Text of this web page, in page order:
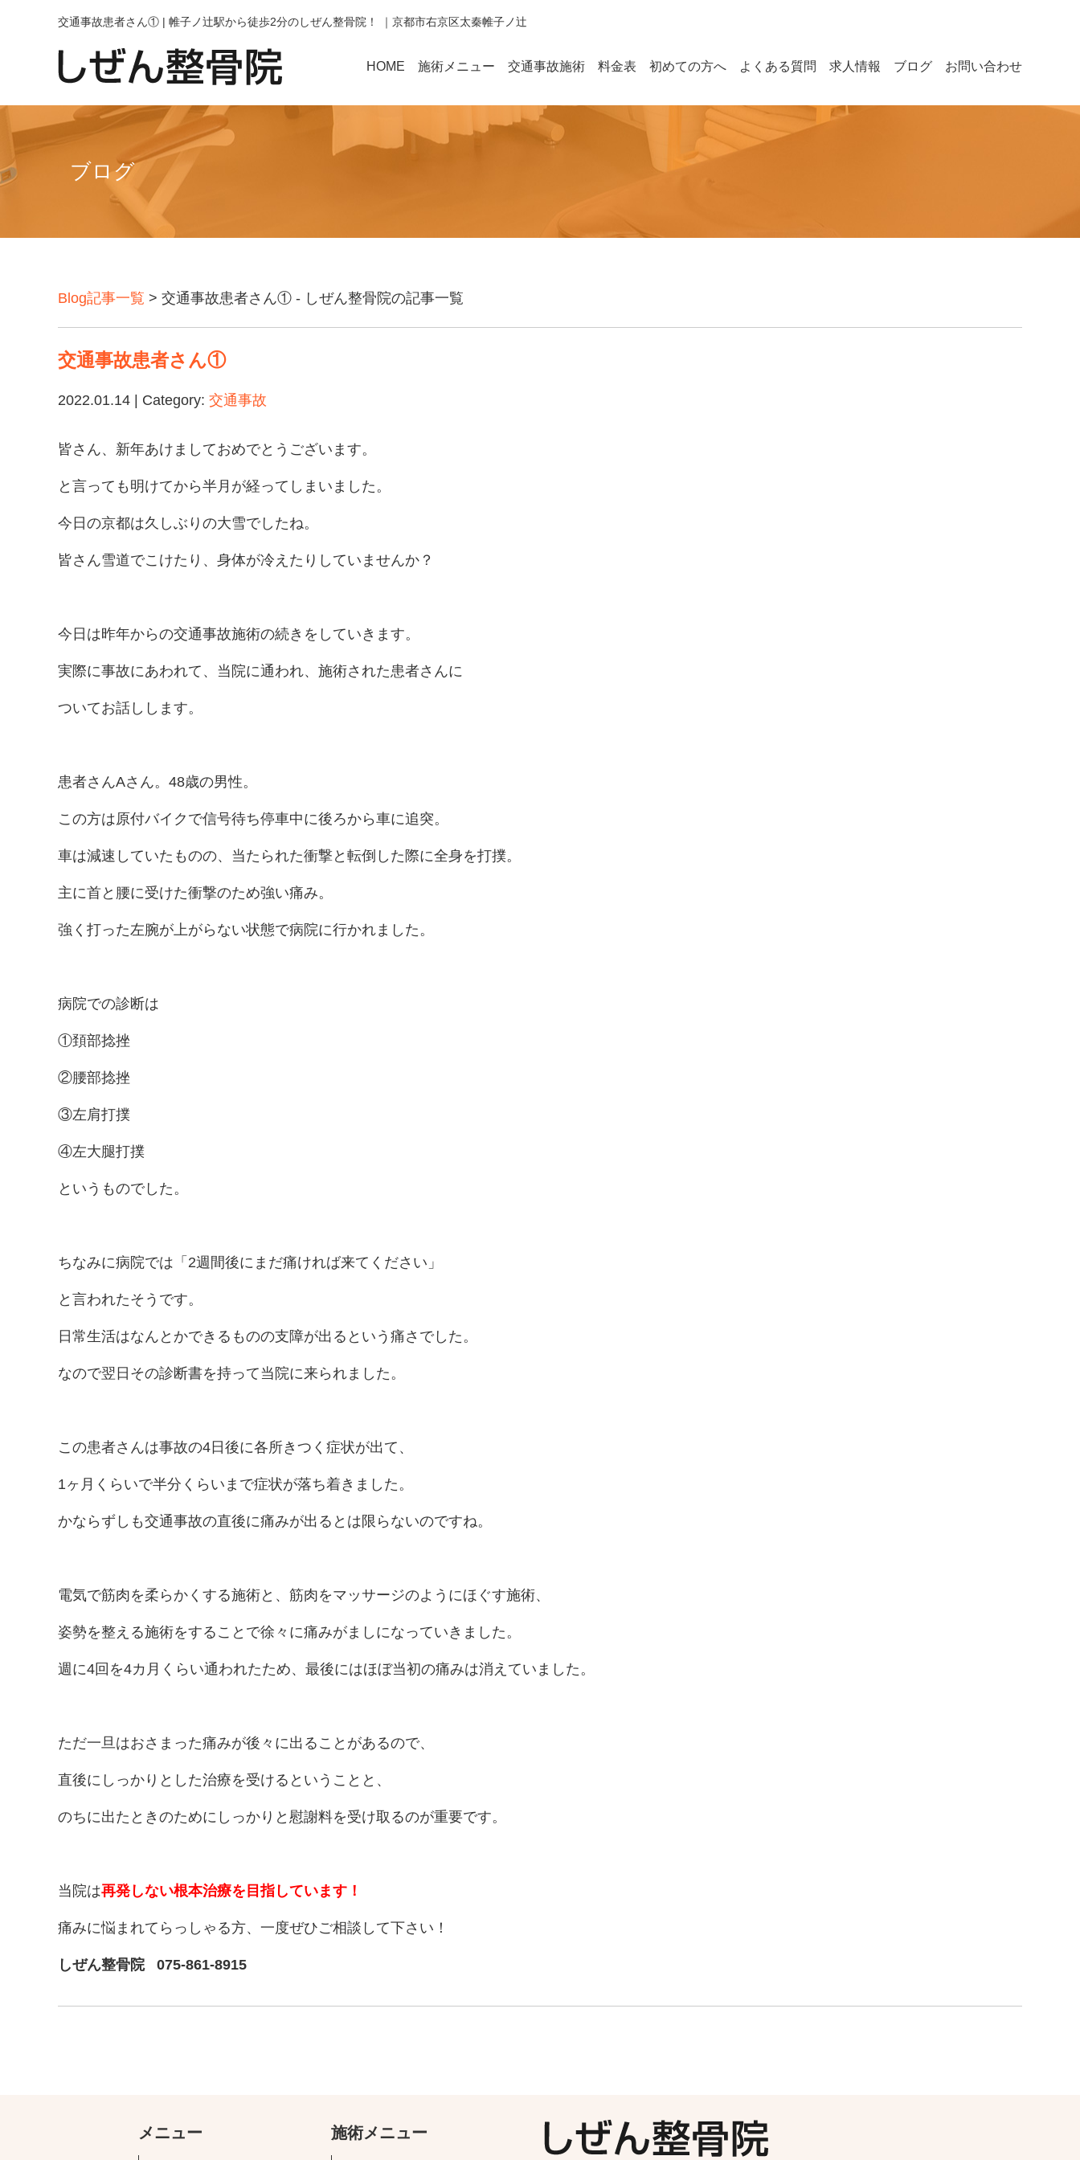
交通事故患者さん① | 帷子ノ辻駅から徒歩2分のしぜん整骨院！ ｜京都市右京区太秦帷子ノ辻
HOME 施術メニュー 交通事故施術 料金表 初めての方へ よくある質問 求人情報 ブログ お問い合わせ
ブログ
Blog記事一覧 > 交通事故患者さん① - しぜん整骨院の記事一覧
交通事故患者さん①
2022.01.14 | Category: 交通事故
皆さん、新年あけましておめでとうございます。
と言っても明けてから半月が経ってしまいました。
今日の京都は久しぶりの大雪でしたね。
皆さん雪道でこけたり、身体が冷えたりしていませんか？
今日は昨年からの交通事故施術の続きをしていきます。
実際に事故にあわれて、当院に通われ、施術された患者さんに
ついてお話しします。
患者さんAさん。48歳の男性。
この方は原付バイクで信号待ち停車中に後ろから車に追突。
車は減速していたものの、当たられた衝撃と転倒した際に全身を打撲。
主に首と腰に受けた衝撃のため強い痛み。
強く打った左腕が上がらない状態で病院に行かれました。
病院での診断は
①頚部捻挫
②腰部捻挫
③左肩打撲
④左大腿打撲
というものでした。
ちなみに病院では「2週間後にまだ痛ければ来てください」
と言われたそうです。
日常生活はなんとかできるものの支障が出るという痛さでした。
なので翌日その診断書を持って当院に来られました。
この患者さんは事故の4日後に各所きつく症状が出て、
1ヶ月くらいで半分くらいまで症状が落ち着きました。
かならずしも交通事故の直後に痛みが出るとは限らないのですね。
電気で筋肉を柔らかくする施術と、筋肉をマッサージのようにほぐす施術、
姿勢を整える施術をすることで徐々に痛みがましになっていきました。
週に4回を4カ月くらい通われたため、最後にはほぼ当初の痛みは消えていました。
ただ一旦はおさまった痛みが後々に出ることがあるので、
直後にしっかりとした治療を受けるということと、
のちに出たときのためにしっかりと慰謝料を受け取るのが重要です。
当院は再発しない根本治療を目指しています！
痛みに悩まれてらっしゃる方、一度ぜひご相談して下さい！
しぜん整骨院 075-861-8915
メニュー 施術メニュー